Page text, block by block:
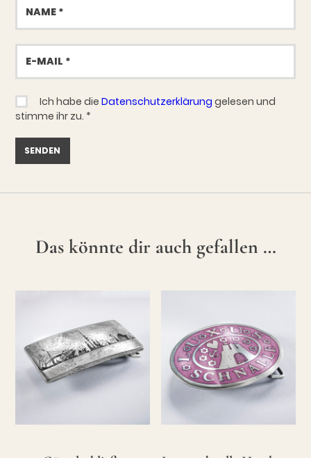
E-
Mail
Ich habe dieDatenschutzerklärung gelesen und
stimme ihr zu. *
Das könnte dir auch gefallen …